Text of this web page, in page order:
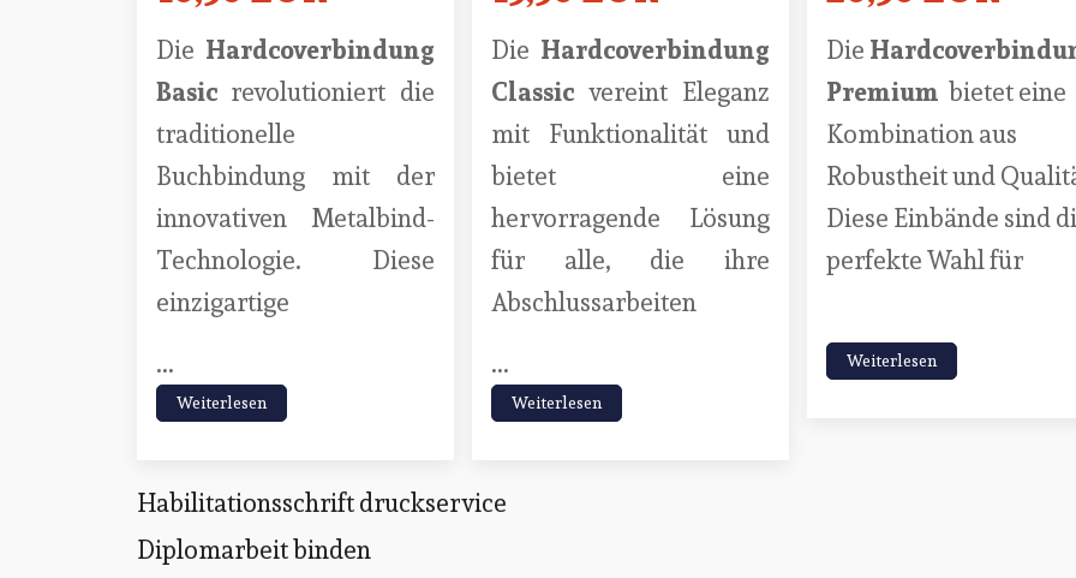
Die Hardcoverbindung
Basic revolutioniert die
traditionelle
Buchbindung mit der
innovativen Metalbind-
Technologie. Diese
einzigartige
...
Weiterlesen
Die Hardcoverbindung
Classicvereint Eleganz
mit Funktionalität und
bietet eine
hervorragende Lösung
für alle, die ihre
Abschlussarbeiten
...
Weiterlesen
Die
Premium bietet eine
Kombination aus
Robustheit und
Diese Einbände sind
perfekte Wahl für
Weiterlesen
Habilitationsschrift druckservice
Diplomarbeit binden